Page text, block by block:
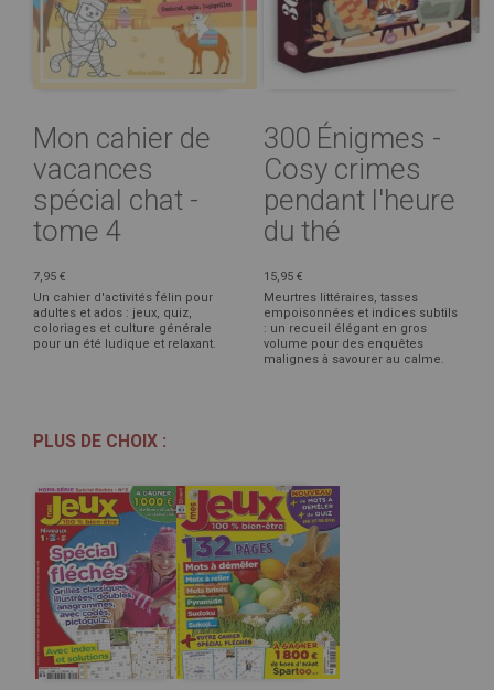
Mon cahier de
vacances
spécial chat -
tome 4
7,95 €
Un cahier d'activités félin pour
adultes et ados : jeux, quiz,
coloriages et culture générale
pour un été ludique et relaxant.
300 Énigmes -
Cosy crimes
pendant l'heure
du thé
15,95 €
Meurtres littéraires, tasses
empoisonnées et indices subtils
: un recueil élégant en gros
volume pour des enquêtes
malignes à savourer au calme.
PLUS DE CHOIX :